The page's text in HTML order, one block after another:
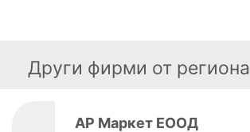
Други фирми от региона
АР Маркет ЕООД